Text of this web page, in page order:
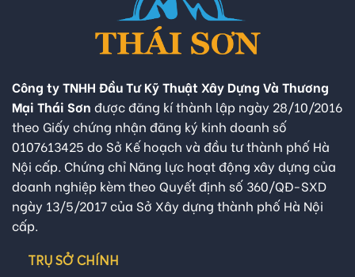
Công ty TNHH Đầu Tư Kỹ Thuật Xây Dựng Và Thương
Mại Thái Sơn được đăng kí thành lập ngày 28/10/2016
theo Giấy chứng nhận đăng ký kinh doanh số
0107613425 do Sở Kế hoạch và đầu tư thành phố Hà
Nội cấp. Chứng chỉ Năng lực hoạt động xây dựng của
doanh nghiệp kèm theo Quyết định số 360/QĐ-SXD
ngày 13/5/2017 của Sở Xây dựng thành phố Hà Nội
cấp.
TRỤ SỞ CHÍNH